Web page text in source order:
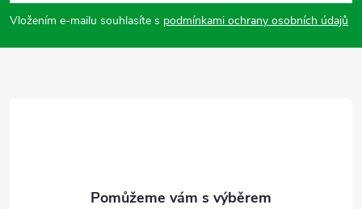
p
a
Vložením e-mailu souhlasíte s podmínkami ochrany osobních údajů